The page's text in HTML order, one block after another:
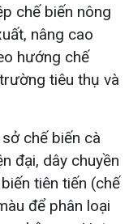
chế biến nông
nâng cao
hướng chế
tiêu thụ và
chế biến cà
đại, dây chuyền
tiên tiến (chế
để phân loại